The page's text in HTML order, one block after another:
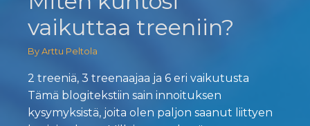
vaikuttaa treeniin?
By Arttu Peltola
2 treeniä, 3 treenaajaa ja 6 eri vaikutusta
Tämä blogitekstiin sain innoituksen
kysymyksistä, joita olen paljon saanut liittyen